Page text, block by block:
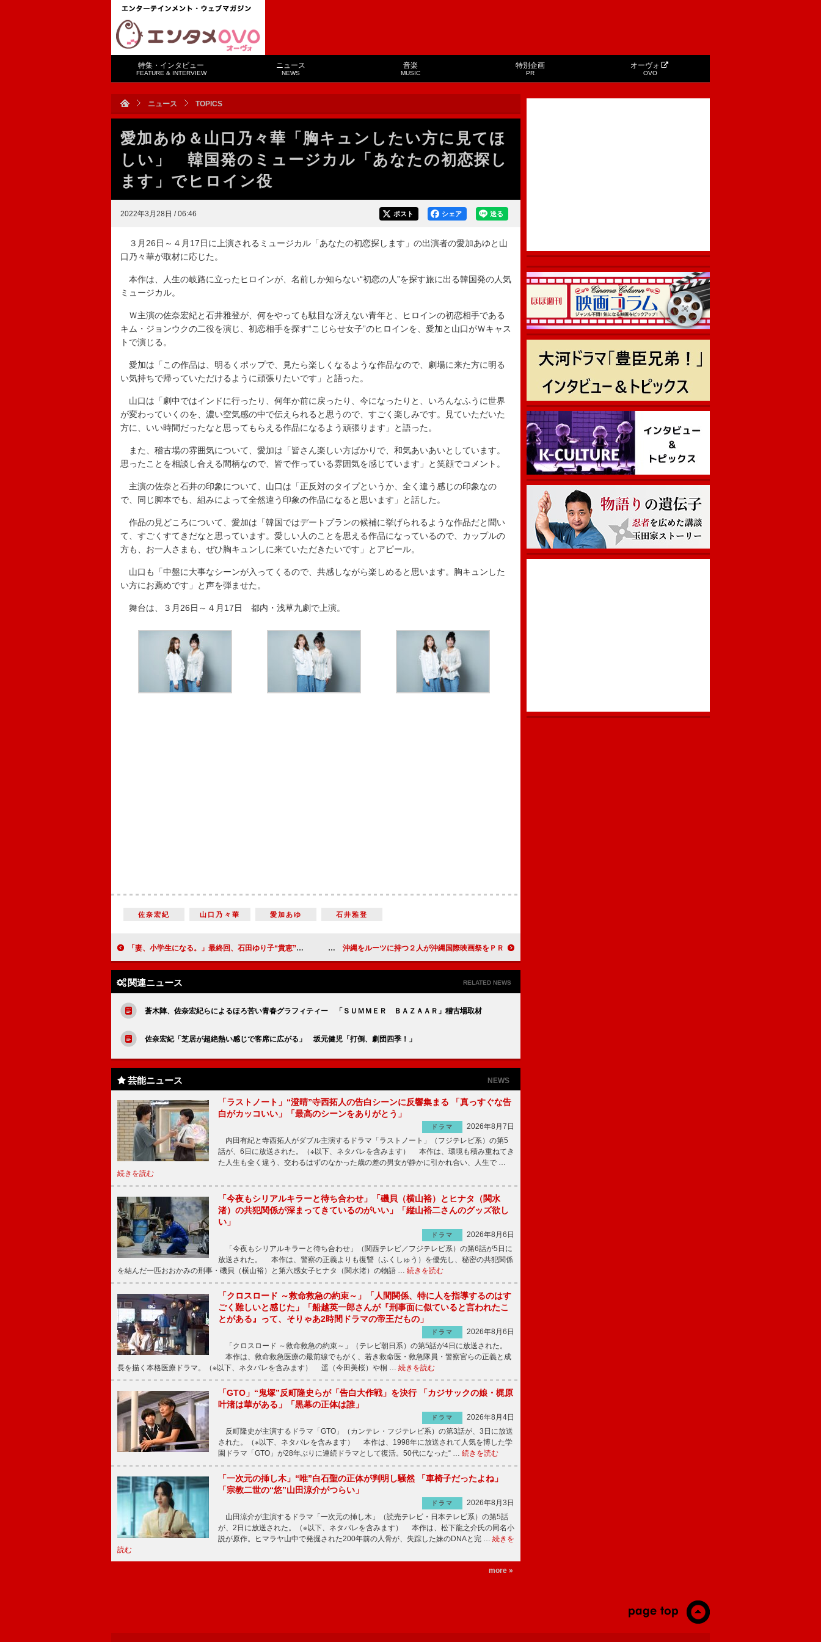
特集・インタビュー
FEATURE & INTERVIEW
ニュース
NEWS
音楽
MUSIC
特別企画
PR
オーヴォ
OVO
ニュース TOPICS
愛加あゆ＆山口乃々華「胸キュンしたい方に見てほ
しい」 韓国発のミュージカル「あなたの初恋探し
ます」でヒロイン役
2022年3月28日 / 06:46 送る
シェア
ポスト
３月26日～４月17日に上演されるミュージカル「あなたの初恋探します」の出演者の愛加あゆと山
口乃々華が取材に応じた。
本作は、人生の岐路に立ったヒロインが、名前しか知らない“初恋の人”を探す旅に出る韓国発の人気
ミュージカル。
Ｗ主演の佐奈宏紀と石井雅登が、何をやっても駄目な冴えない青年と、ヒロインの初恋相手である
キム・ジョンウクの二役を演じ、初恋相手を探す“こじらせ女子”のヒロインを、愛加と山口がＷキャス
トで演じる。
愛加は「この作品は、明るくポップで、見たら楽しくなるような作品なので、劇場に来た方に明る
い気持ちで帰っていただけるように頑張りたいです」と語った。
山口は「劇中ではインドに行ったり、何年か前に戻ったり、今になったりと、いろんなふうに世界
が変わっていくのを、濃い空気感の中で伝えられると思うので、すごく楽しみです。見ていただいた
方に、いい時間だったなと思ってもらえる作品になるよう頑張ります」と語った。
また、稽古場の雰囲気について、愛加は「皆さん楽しい方ばかりで、和気あいあいとしています。
思ったことを相談し合える間柄なので、皆で作っている雰囲気を感じています」と笑顔でコメント。
主演の佐奈と石井の印象について、山口は「正反対のタイプというか、全く違う感じの印象なの
で、同じ脚本でも、組みによって全然違う印象の作品になると思います」と話した。
作品の見どころについて、愛加は「韓国ではデートプランの候補に挙げられるような作品だと聞い
て、すごくすてきだなと思っています。愛しい人のことを思える作品になっているので、カップルの
方も、お一人さまも、ぜひ胸キュンしに来ていただきたいです」とアピール。
山口も「中盤に大事なシーンが入ってくるので、共感しながら楽しめると思います。胸キュンした
い方にお薦めです」と声を弾ませた。
舞台は、３月26日～４月17日 都内・浅草九劇で上演。
佐奈宏紀 山口乃々華 愛加あゆ 石井雅登
「妻、小学生になる。」最終回、石田ゆり子“貴恵”と過ごす最後の１日に視聴者号泣 「配役、演出、脚本、全部そろった最高傑作」 ガレッジセール・ゴリとピース・又吉直樹が新作映画でタッグ 沖縄をルーツに持つ２人が沖縄国際映画祭をＰＲ
関連ニュース RELATED NEWS
蒼木陣、佐奈宏紀らによるほろ苦い青春グラフィティー 「ＳＵＭＭＥＲ ＢＡＺＡＡＲ」稽古場取材
佐奈宏紀「芝居が超絶熱い感じで客席に広がる」 坂元健児「打倒、劇団四季！」
芸能ニュース NEWS
「ラストノート」“澄晴”寺西拓人の告白シーンに反響集まる 「真っすぐな告
白がカッコいい」「最高のシーンをありがとう」
ドラマ
2026年8月7日
内田有紀と寺西拓人がダブル主演するドラマ「ラストノート」（フジテレビ系）の第5
話が、6日に放送された。（※以下、ネタバレを含みます） 本作は、環境も積み重ねてき
た人生も全く違う、交わるはずのなかった歳の差の男女が静かに引かれ合い、人生で …
続きを読む
「今夜もシリアルキラーと待ち合わせ」「磯貝（横山裕）とヒナタ（関水
渚）の共犯関係が深まってきているのがいい」「縦山裕二さんのグッズ欲し
い」
ドラマ
2026年8月6日
「今夜もシリアルキラーと待ち合わせ」（関西テレビ／フジテレビ系）の第6話が5日に
放送された。 本作は、警察の正義よりも復讐（ふくしゅう）を優先し、秘密の共犯関係
を結んだ一匹おおかみの刑事・磯貝（横山裕）と第六感女子ヒナタ（関水渚）の物語 … 続きを読む
「クロスロード ～救命救急の約束～」「人間関係、特に人を指導するのはす
ごく難しいと感じた」「船越英一郎さんが『刑事面に似ていると言われたこ
とがある』って、そりゃあ2時間ドラマの帝王だもの」
ドラマ
2026年8月6日
「クロスロード ～救命救急の約束～」（テレビ朝日系）の第5話が4日に放送された。
本作は、救命救急医療の最前線でもがく、若き救命医・救急隊員・警察官らの正義と成
長を描く本格医療ドラマ。（※以下、ネタバレを含みます） 遥（今田美桜）や桐 … 続きを読む
「GTO」“鬼塚”反町隆史らが「告白大作戦」を決行 「カジサックの娘・梶原
叶渚は華がある」「黒幕の正体は誰」
ドラマ
2026年8月4日
反町隆史が主演するドラマ「GTO」（カンテレ・フジテレビ系）の第3話が、3日に放送
された。（※以下、ネタバレを含みます） 本作は、1998年に放送されて人気を博した学
園ドラマ「GTO」が28年ぶりに連続ドラマとして復活。50代になった“ … 続きを読む
「一次元の挿し木」“唯”白石聖の正体が判明し騒然 「車椅子だったよね」
「宗教二世の“悠”山田涼介がつらい」
ドラマ
2026年8月3日
山田涼介が主演するドラマ「一次元の挿し木」（読売テレビ・日本テレビ系）の第5話
が、2日に放送された。（※以下、ネタバレを含みます） 本作は、松下龍之介氏の同名小
説が原作。ヒマラヤ山中で発掘された200年前の人骨が、失踪した妹のDNAと完 … 続きを
読む
more »